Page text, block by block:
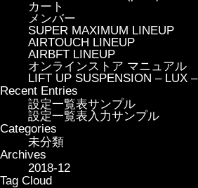
カート
メンバー
SUPER MAXIMUM LINEUP
AIRTOUCH LINEUP
AIRBFT LINEUP
オンラインストア マニュアル
LIFT UP SUSPENSION – LUX –
Recent Entries
設定一覧表サンプル
設定一覧表入力サンプル
Categories
未分類
Archives
2018-12
Tag Cloud